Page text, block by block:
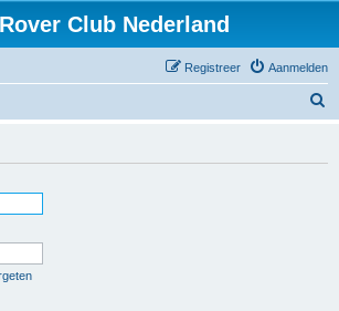
Club Nederland
Aanmelden
Registreer